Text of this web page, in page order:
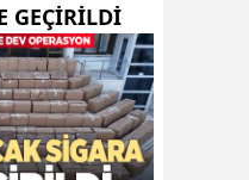
GEÇIRILDI